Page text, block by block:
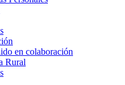
en colaboración
Rural